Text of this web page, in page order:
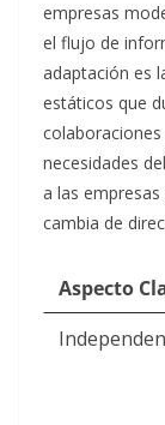
empresas
el flujo de
adaptación es
estáticos que
necesidades
a las
cambia de
Aspecto